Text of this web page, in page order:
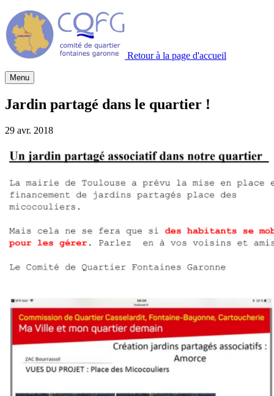
Retour à la page d'accueil
Menu
Jardin partagé dans le quartier !
29 avr. 2018